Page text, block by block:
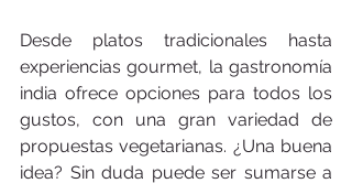
Desde platos tradicionales hasta
experiencias gourmet, la gastronomía
india ofrece opciones para todos los
gustos, con una gran variedad de
propuestas vegetarianas. ¿Una buena
idea? Sin duda puede ser sumarse a